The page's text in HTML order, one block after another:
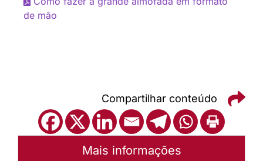
de mão
Compartilhar conteúdo
Mais informações